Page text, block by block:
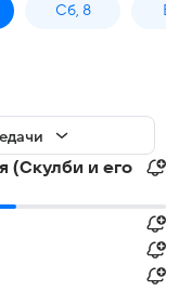
Сб, 8
(Скулби и его